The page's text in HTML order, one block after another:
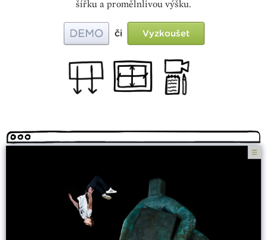
šířku a promělnlivou výšku.
Vyzkoušet
či